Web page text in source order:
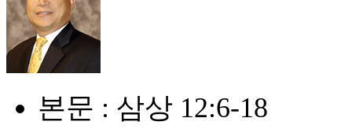
본문 : 삼상 12:6-18